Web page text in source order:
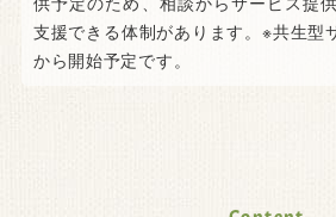
支援できる体制があります。※共生型
から開始予定です。